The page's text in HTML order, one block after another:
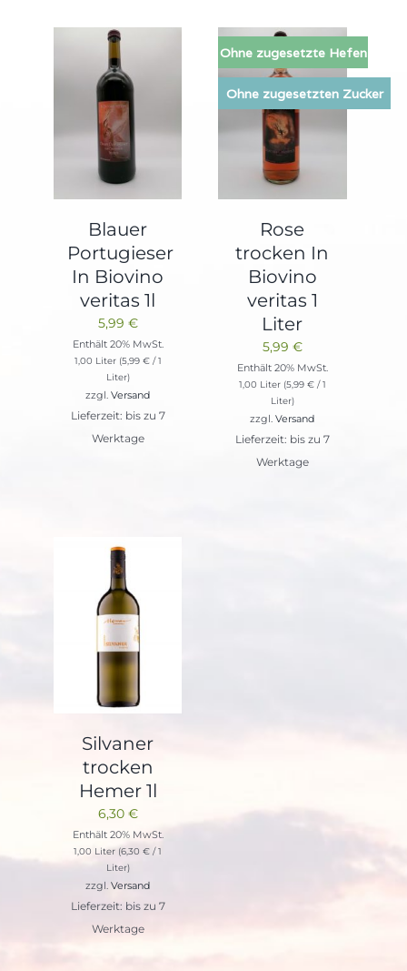
Blauer
Portugieser
In Biovino
veritas 1l
5,99 €
Enthält 20% MwSt.
1,00 Liter (5,99 €/ 1
Liter)
zzgl.Versand
Lieferzeit: bis zu 7
Werktage
Ohne zugesetzte Hefen
Ohne zugesetzten Zucker
Rose
trocken In
Biovino
veritas 1
Liter
5,99 €
Enthält 20% MwSt.
1,00 Liter (5,99 €/ 1
Liter)
zzgl.Versand
Lieferzeit: bis zu 7
Werktage
Silvaner
trocken
Hemer 1l
6,30 €
Enthält 20% MwSt.
1,00 Liter (6,30€ / 1
Liter)
zzgl.Versand
Lieferzeit: bis zu 7
Werktage